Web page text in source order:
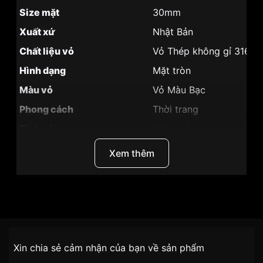
Size mặt
30mm
Xuất xứ
Nhật Bản
Chất liệu vỏ
Vỏ Thép không gỉ 316L
Hình dạng
Mặt tròn
Màu vỏ
Vỏ Màu Bạc
Phong cách
Thời trang
Mặt trắng
Xem thêm
Đối tượng sử dụng Nữ
tiện lợi –
Xin chia sẻ cảm nhận của bạn về sản phẩm